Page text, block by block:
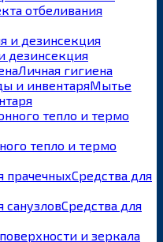
отбеливания
дезинсекция
Личная гигиена
Мытье
тепло и термо
Средства для
Средства для